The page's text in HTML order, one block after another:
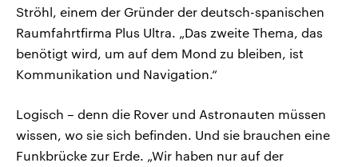
Ströhl, einem der Gründer der deutsch-spanischen
Raumfahrtfirma Plus Ultra. „Das zweite Thema, das
benötigt wird, um auf dem Mond zu bleiben, ist
Kommunikation und Navigation.“
Logisch – denn die Rover und Astronauten müssen
wissen, wo sie sich befinden. Und sie brauchen eine
Funkbrücke zur Erde. „Wir haben nur auf der